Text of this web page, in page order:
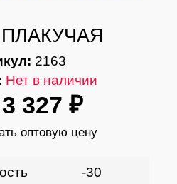
2163
Нет в наличии
3 327 ₽
оптовую цену
-30